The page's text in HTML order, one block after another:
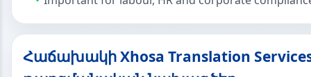
Հաճախակի Xhosa Translation